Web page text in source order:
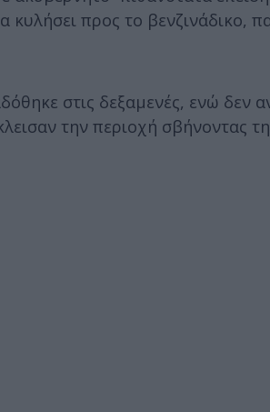
προς το βενζινάδικο,
στις δεξαμενές, ενώ δεν
την περιοχή σβήνοντας